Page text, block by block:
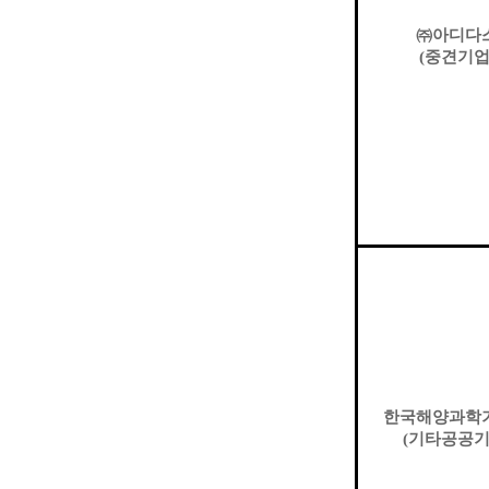
㈜아디다
(중견기업
한국해양과학
(기타공공